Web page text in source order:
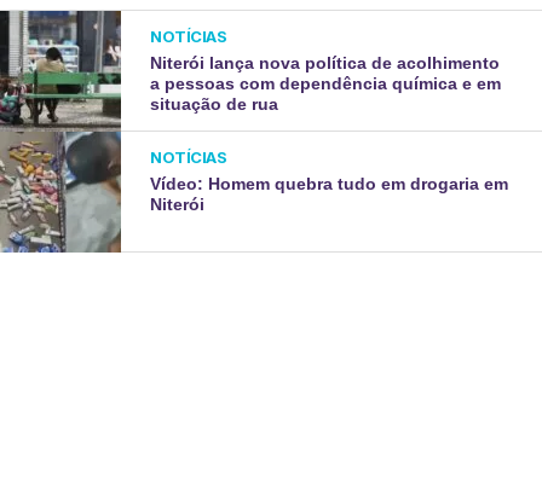
NOTÍCIAS
Niterói lança nova política de acolhimento
a pessoas com dependência química e em
situação de rua
NOTÍCIAS
Vídeo: Homem quebra tudo em drogaria em
Niterói